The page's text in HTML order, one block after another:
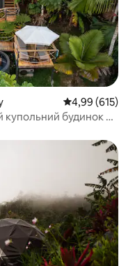
Середня
4,99 (615)
купольний будинок +